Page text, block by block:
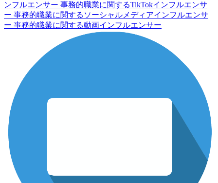
ンフルエンサー 事務的職業に関するTikTokインフルエンサ
ー 事務的職業に関するソーシャルメディアインフルエンサ
ー 事務的職業に関する動画インフルエンサー